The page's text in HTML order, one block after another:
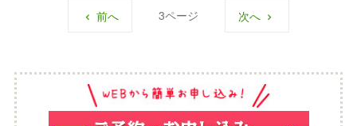
前へ 3 次へ